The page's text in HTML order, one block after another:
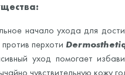
начало ухода для
перхоти
уход помогает
чувствительную кожу